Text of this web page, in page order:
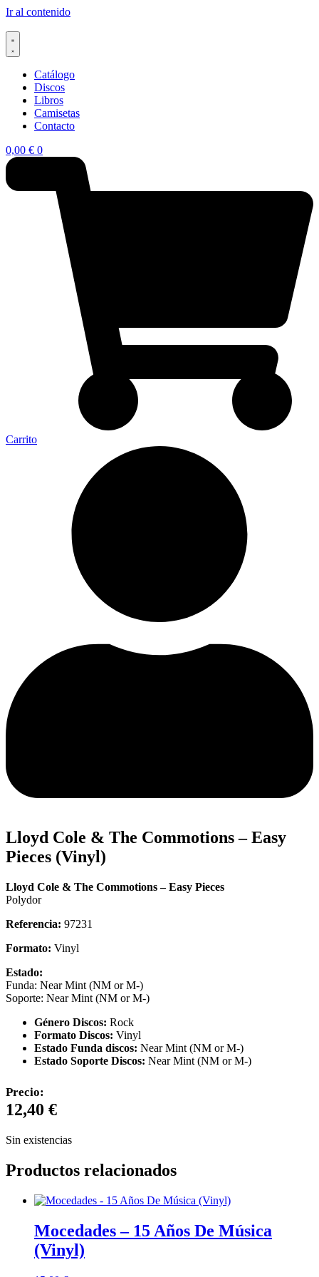
Ir al contenido
Catálogo
Discos
Libros
Camisetas
Contacto
0,00 € 0
Carrito
Lloyd Cole & The Commotions – Easy
Pieces (Vinyl)
Lloyd Cole & The Commotions – Easy Pieces
Polydor
Referencia: 97231
Formato: Vinyl
Estado:
Funda: Near Mint (NM or M-)
Soporte: Near Mint (NM or M-)
Género Discos: Rock
Formato Discos: Vinyl
Estado Funda discos: Near Mint (NM or M-)
Estado Soporte Discos: Near Mint (NM or M-)
Precio:
12,40 €
Sin existencias
Productos relacionados
Mocedades – 15 Años De Música
(Vinyl)